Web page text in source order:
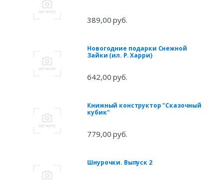
389,00 руб.
Новогодние подарки Снежной
Зайки (ил. Р. Харри)
642,00 руб.
Книжный конструктор "Сказочный
кубик"
779,00 руб.
Шнурочки. Выпуск 2